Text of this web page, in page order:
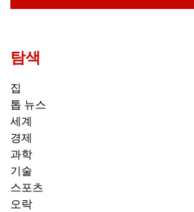
탐색
집
톱 뉴스
세계
경제
과학
기술
스포츠
오락